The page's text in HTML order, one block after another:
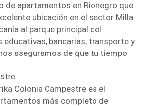
de apartamentos en Rionegro que
ubicación en el sector Milla
al parque principal del
educativas, bancarias, transporte y
aseguramos de que tu tiempo
Colonia Campestre es el
más completo de